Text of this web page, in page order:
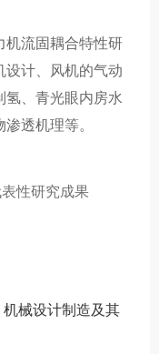
机流固耦合特性研
设计、风机的气动
氢、青光眼内房水
透机理等。
性研究成果
机械设计制造及其